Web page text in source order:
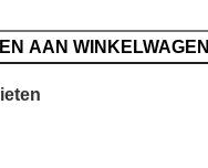
AAN WINKELWAGEN